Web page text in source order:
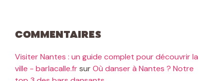
Commentaires
Visiter Nantes : un guide complet pour découvrir la
ville - barlacalle.frsurOù danser à Nantes ? Notre